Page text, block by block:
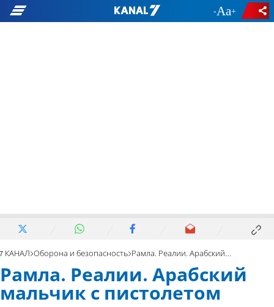
- +
7 КАНАЛ Оборона и безопасность Рамла. Реалии. Арабский мальчик с пистолетом
Рамла. Реалии. Арабский
мальчик с пистолетом